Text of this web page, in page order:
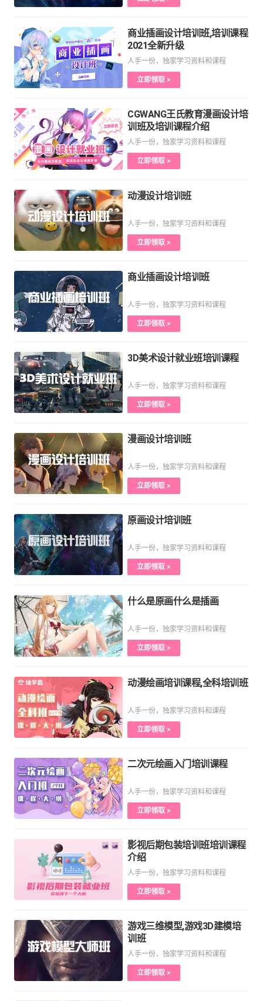
商业插画设计培训班,培训课程
2021全新升级
人手一份，独家学习资料和课程
立即领取 >
CGWANG王氏教育漫画设计培
训班及培训课程介绍
人手一份，独家学习资料和课程
立即领取 >
动漫设计培训班
人手一份，独家学习资料和课程
立即领取 >
商业插画设计培训班
人手一份，独家学习资料和课程
立即领取 >
3D美术设计就业班培训课程
人手一份，独家学习资料和课程
立即领取 >
漫画设计培训班
人手一份，独家学习资料和课程
立即领取 >
原画设计培训班
人手一份，独家学习资料和课程
立即领取 >
什么是原画什么是插画
人手一份，独家学习资料和课程
立即领取 >
动漫绘画培训课程,全科培训班
人手一份，独家学习资料和课程
立即领取 >
二次元绘画入门培训课程
人手一份，独家学习资料和课程
立即领取 >
影视后期包装培训班培训课程
介绍
人手一份，独家学习资料和课程
立即领取 >
游戏三维模型,游戏3D建模培
训班
人手一份，独家学习资料和课程
立即领取 >